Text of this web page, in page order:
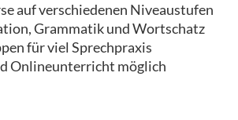
auf verschiedenen Niveaustufen
Grammatik und Wortschatz
für viel Sprechpraxis
Onlineunterricht möglich